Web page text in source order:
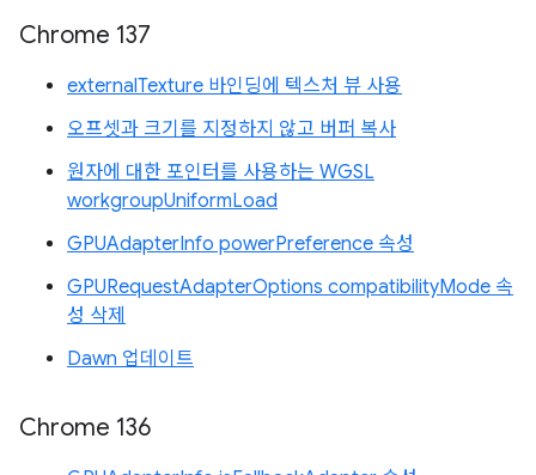
Chrome 137
externalTexture 바인딩에 텍스처 뷰 사용
오프셋과 크기를 지정하지 않고 버퍼 복사
원자에 대한 포인터를 사용하는 WGSL
workgroupUniformLoad
GPUAdapterInfo powerPreference 속성
GPURequestAdapterOptions compatibilityMode 속
성 삭제
Dawn 업데이트
Chrome 136